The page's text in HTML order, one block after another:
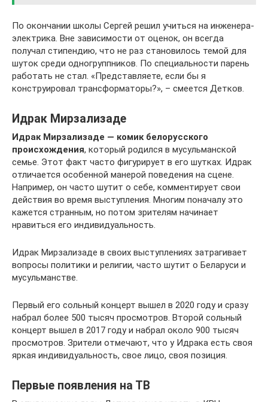
По окончании школы Сергей решил учиться на инженера-
электрика. Вне зависимости от оценок, он всегда
получал стипендию, что не раз становилось темой для
шуток среди одногруппников. По специальности парень
работать не стал. «Представляете, если бы я
конструировал трансформаторы?», – смеется Детков.
Идрак Мирзализаде
Идрак Мирзализаде — комик белорусского
происхождения, который родился в мусульманской
семье. Этот факт часто фигурирует в его шутках. Идрак
отличается особенной манерой поведения на сцене.
Например, он часто шутит о себе, комментирует свои
действия во время выступления. Многим поначалу это
кажется странным, но потом зрителям начинает
нравиться его индивидуальность.
Идрак Мирзализаде в своих выступлениях затрагивает
вопросы политики и религии, часто шутит о Беларуси и
мусульманстве.
Первый его сольный концерт вышел в 2020 году и сразу
набрал более 500 тысяч просмотров. Второй сольный
концерт вышел в 2017 году и набрал около 900 тысяч
просмотров. Зрители отмечают, что у Идрака есть своя
яркая индивидуальность, свое лицо, своя позиция.
Первые появления на ТВ